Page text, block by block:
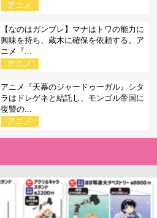
アニメ
【なのはガンブレ】マナはトワの能力に
興味を持ち、蔵木に確保を依頼する。ア
ニメ『...
アニメ
アニメ『天幕のジャードゥーガル』シタ
ラはドレゲネと結託し、モンゴル帝国に
復讐の...
アニメ